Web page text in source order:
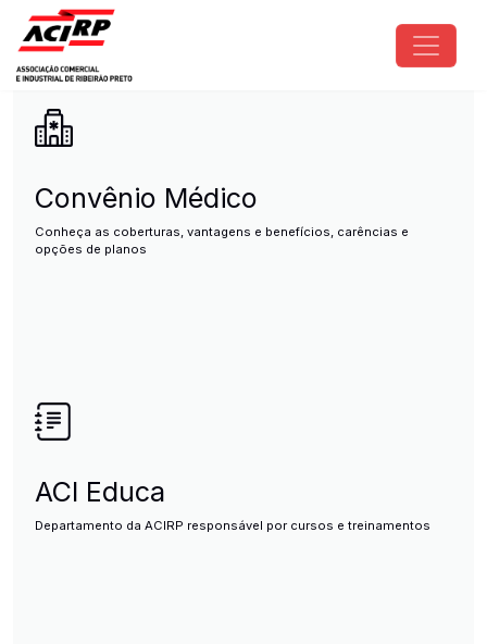
Pular para o conteúdo principal
ACIRP - Associação Comercial
Convênio Médico
Conheça as coberturas, vantagens e benefícios, carências e
opções de planos
ACI Educa
Departamento da ACIRP responsável por cursos e treinamentos